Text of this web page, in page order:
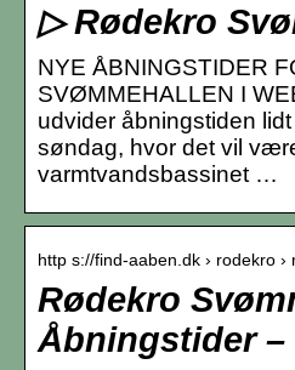
▷ Rødekro
NYE ÅBNINGSTIDER
SVØMMEHALLEN I
udvider åbningstiden
søndag, hvor det vil
varmtvandsbassinet …
http s://find-aaben.dk › rodekro
Rødekro
Åbningstider –